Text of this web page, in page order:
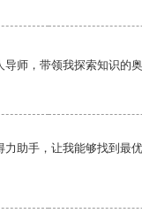
师，带领我探索知识的奥
力助手，让我能够找到最